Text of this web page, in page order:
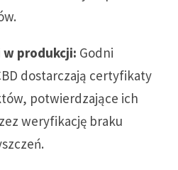
w produkcji: Godni
dostarczają certyfikaty
potwierdzające ich
weryfikację braku